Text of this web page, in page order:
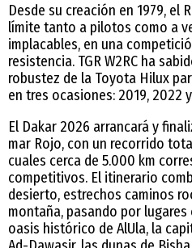
Desde su creación en 1979, el
límite tanto a pilotos como a
implacables, en una
resistencia. TGR W2RC ha
robustez de la Toyota Hilux
en tres ocasiones: 2019, 2022
El Dakar 2026 arrancará y
mar Rojo, con un recorrido
cuales cerca de 5.000 km
competitivos. El itinerario
desierto, estrechos caminos
montaña, pasando por
oasis histórico de AlUla, la